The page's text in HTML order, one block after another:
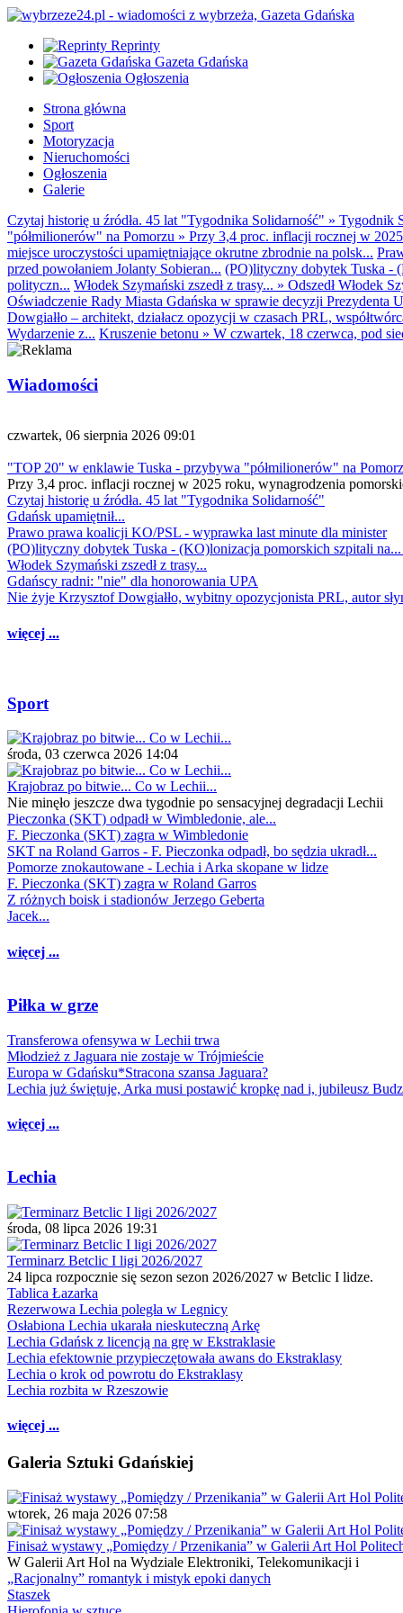
Reprinty
Gazeta Gdańska
Ogłoszenia
Strona główna
Sport
Motoryzacja
Nieruchomości
Ogłoszenia
Galerie
Czytaj historię u źródła. 45 lat "Tygodnika Solidarność" » Tygodnik
"półmilionerów" na Pomorzu » Przy 3,4 proc. inflacji rocznej w
miejsce uroczystości upamiętniające okrutne zbrodnie na polsk...
przed powołaniem Jolanty Sobieran... (PO)lityczny dobytek Tuska -
polityczn... Włodek Szymański zszedł z trasy... » Odszedł Włodek
Oświadczenie Rady Miasta Gdańska w sprawie decyzji Prezydenta
Dowgiałło – architekt, działacz opozycji w czasach PRL,
Wydarzenie z... Kruszenie betonu » W czwartek, 18 czerwca, pod
Wiadomości
czwartek, 06 sierpnia 2026 09:01
"TOP 20" w enklawie Tuska - przybywa "półmilionerów" na
Przy 3,4 proc. inflacji rocznej w 2025 roku, wynagrodzenia
Czytaj historię u źródła. 45 lat "Tygodnika Solidarność"
Gdańsk upamiętnił...
Prawo prawa koalicji KO/PSL - wyprawka last minute dla minister
(PO)lityczny dobytek Tuska - (KO)lonizacja pomorskich szpitali
Włodek Szymański zszedł z trasy...
Gdańscy radni: "nie" dla honorowania UPA
Nie żyje Krzysztof Dowgiałło, wybitny opozycjonista PRL, autor
więcej ...
Sport
środa, 03 czerwca 2026 14:04
Krajobraz po bitwie... Co w Lechii...
Nie minęło jeszcze dwa tygodnie po sensacyjnej degradacji Lechii
Pieczonka (SKT) odpadł w Wimbledonie, ale...
F. Pieczonka (SKT) zagra w Wimbledonie
SKT na Roland Garros - F. Pieczonka odpadł, bo sędzia ukradł...
Pomorze znokautowane - Lechia i Arka skopane w lidze
F. Pieczonka (SKT) zagra w Roland Garros
Z różnych boisk i stadionów Jerzego Geberta
Jacek...
więcej ...
Piłka w grze
Transferowa ofensywa w Lechii trwa
Młodzież z Jaguara nie zostaje w Trójmieście
Europa w Gdańsku*Stracona szansa Jaguara?
Lechia już świętuje, Arka musi postawić kropkę nad i, jubileusz
więcej ...
Lechia
środa, 08 lipca 2026 19:31
Terminarz Betclic I ligi 2026/2027
24 lipca rozpocznie się sezon sezon 2026/2027 w Betclic I lidze.
Tablica Łazarka
Rezerwowa Lechia poległa w Legnicy
Osłabiona Lechia ukarała nieskuteczną Arkę
Lechia Gdańsk z licencją na grę w Ekstraklasie
Lechia efektownie przypieczętowała awans do Ekstraklasy
Lechia o krok od powrotu do Ekstraklasy
Lechia rozbita w Rzeszowie
więcej ...
Galeria Sztuki Gdańskiej
wtorek, 26 maja 2026 07:58
Finisaż wystawy „Pomiędzy / Przenikania” w Galerii Art Hol
W Galerii Art Hol na Wydziale Elektroniki, Telekomunikacji i
„Racjonalny” romantyk i mistyk epoki danych
Staszek